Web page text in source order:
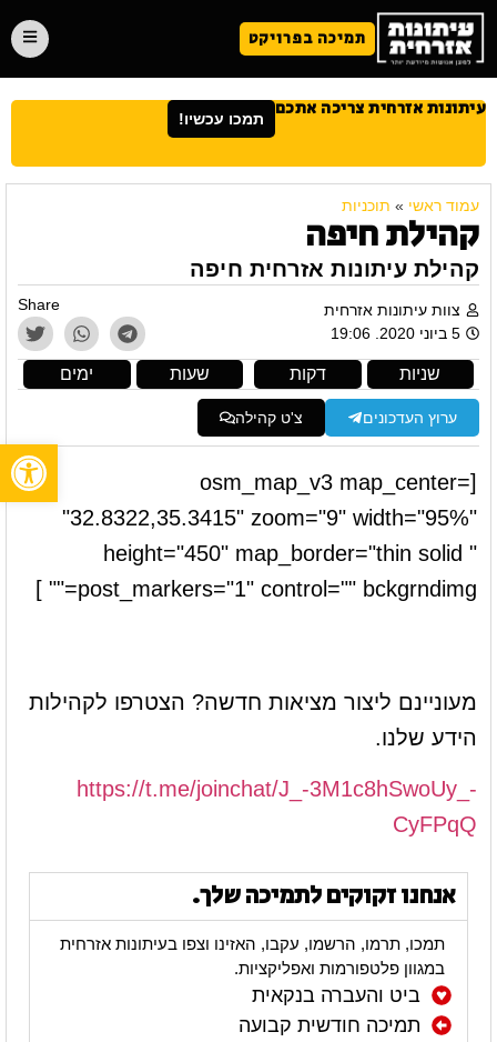
תמיכה בפרויקט
עיתונות אזרחית צריכה אתכם תמכו עכשיו!
עמוד ראשי » תוכניות
קהילת חיפה
קהילת עיתונות אזרחית חיפה
צוות עיתונות אזרחית
5 ביוני 2020. 19:06
Share
ימים שעות דקות שניות
ערוץ העדכונים צ'ט קהילה
[osm_map_v3 map_center=
"32.8322,35.3415" zoom="9" width="95%"
height="450" map_border="thin solid "
post_markers="1" control="" bckgrndimg="" ]
מעוניינם ליצור מציאות חדשה? הצטרפו לקהילות
הידע שלנו.
https://t.me/joinchat/J_-3M1c8hSwoUy_-
CyFPqQ
אנחנו זקוקים לתמיכה שלך.
תמכו, תרמו, הרשמו, עקבו, האזינו וצפו בעיתונות אזרחית
במגוון פלטפורמות ואפליקציות.
ביט והעברה בנקאית
תמיכה חודשית קבועה